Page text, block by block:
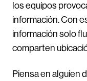
los equipos
información. Con
información solo
comparten
Piensa en alguien